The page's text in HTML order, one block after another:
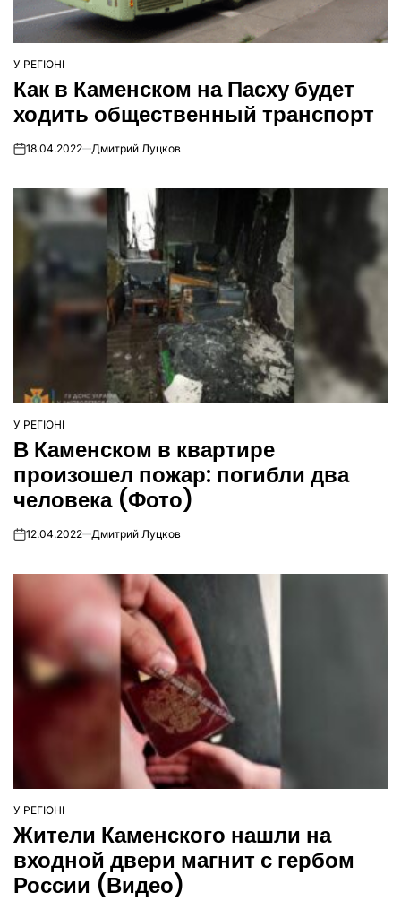
ОПУБЛІКУВАТИ
У
У РЕГІОНІ
Как в Каменском на Пасху будет
ходить общественный транспорт
on18.04.2022 Дмитрий Луцков
ОПУБЛІКУВАТИ
У
У РЕГІОНІ
В Каменском в квартире
произошел пожар: погибли два
человека (Фото)
on12.04.2022 Дмитрий Луцков
ОПУБЛІКУВАТИ
У
У РЕГІОНІ
Жители Каменского нашли на
входной двери магнит с гербом
России (Видео)